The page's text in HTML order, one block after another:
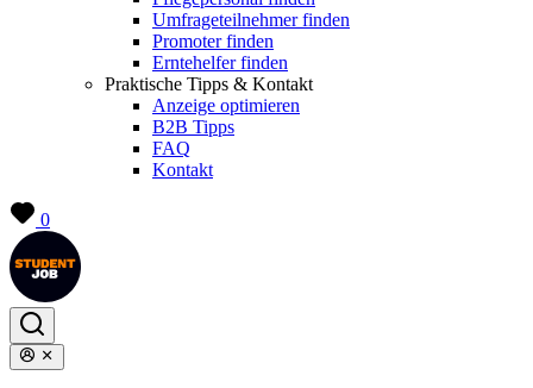
Umfrageteilnehmer finden
Promoter finden
Erntehelfer finden
Praktische Tipps & Kontakt
Anzeige optimieren
B2B Tipps
FAQ
Kontakt
0